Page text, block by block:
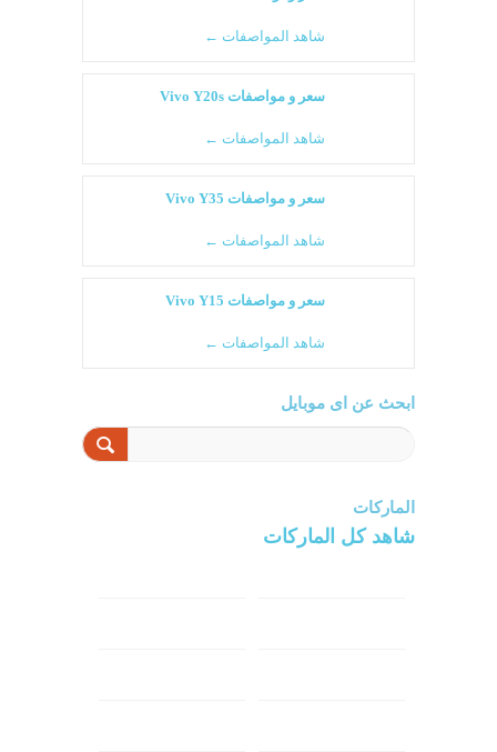
شاهد المواصفات ←
سعر و مواصفات Vivo Y20s
شاهد المواصفات ←
سعر و مواصفات Vivo Y35
شاهد المواصفات ←
سعر و مواصفات Vivo Y15
شاهد المواصفات ←
ابحث عن اى موبايل
الماركات
شاهد كل الماركات